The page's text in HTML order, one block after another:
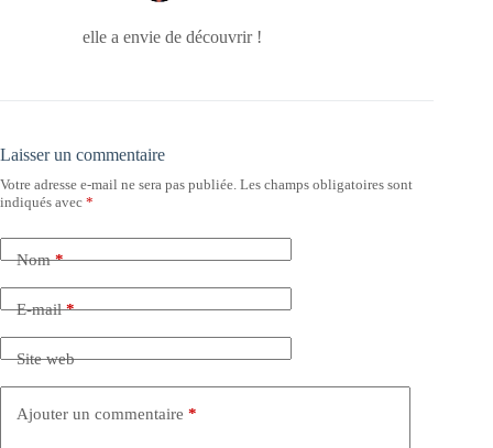
elle a envie de découvrir !
Laisser un commentaire
Votre adresse e-mail ne sera pas publiée. Les champs obligatoires sont
indiqués avec *
Nom*
E-mail*
Site web
Ajouter un commentaire *